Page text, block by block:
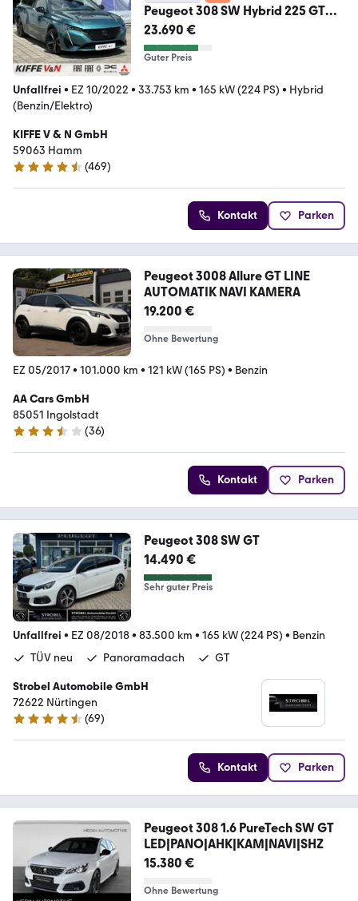
Peugeot 308 SW Hybrid 225 GT
Pack PANO FOCAL LEDER ACC
23.690 €
Guter Preis
Unfallfrei • EZ 10/2022 • 33.753 km • 165 kW (224 PS) • Hybrid
(Benzin/Elektro)
KIFFE V & N GmbH
59063 Hamm
4.7 Sterne
(469)
Kontakt Parken
Peugeot 3008 Allure GT LINE
AUTOMATIK NAVI KAMERA
19.200 €
Ohne Bewertung
EZ 05/2017• 101.000 km • 121 kW (165 PS) • Benzin
AA Cars GmbH
85051 Ingolstadt
3.5 Sterne
(36)
Kontakt Parken
Peugeot 308 SW GT
14.490 €
Sehr guter Preis
Unfallfrei • EZ 08/2018• 83.500 km • 165 kW (224 PS) • Benzin
TÜV neu
Panoramadach GT
Strobel Automobile GmbH
72622 Nürtingen
4.7 Sterne
(69)
Kontakt Parken
Peugeot 308 1.6 PureTech SW GT
LED|PANO|AHK|KAM|NAVI|SHZ
15.380 €
Ohne Bewertung